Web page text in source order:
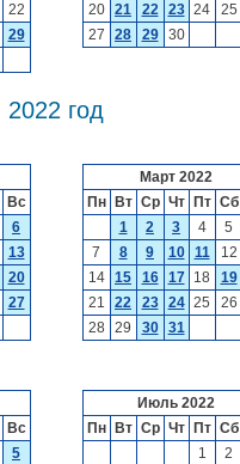
22
29
20
21 22 23 24 25
27
28 29 30
2022 год
Вс
6
13
20
27
Март 2022
Пн
Вт Ср Чт Пт Сб
1
2 3 4 5
7
8 9 10 11 12
14
15 16 17 18 19
21
22 23 24 25 26
28
29 30 31
Вс
5
Июль 2022
Пн
Вт Ср Чт Пт Сб
1
2